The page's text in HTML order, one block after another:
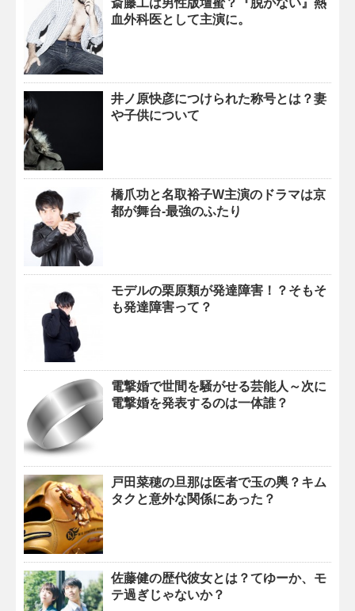
血外科医として主演に。
井ノ原快彦につけられた称号とは？妻
や子供について
橋爪功と名取裕子W主演のドラマは京
都が舞台-最強のふたり
モデルの栗原類が発達障害！？そもそ
も発達障害って？
電撃婚で世間を騒がせる芸能人～次に
電撃婚を発表するのは一体誰？
戸田菜穂の旦那は医者で玉の輿？キム
タクと意外な関係にあった？
佐藤健の歴代彼女とは？てゆーか、モ
テ過ぎじゃないか？